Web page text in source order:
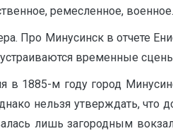
ремесленное,
Про Минусинск в отчете
устраиваются временные
в 1885-м году город
нельзя утверждать, что
лишь загородным